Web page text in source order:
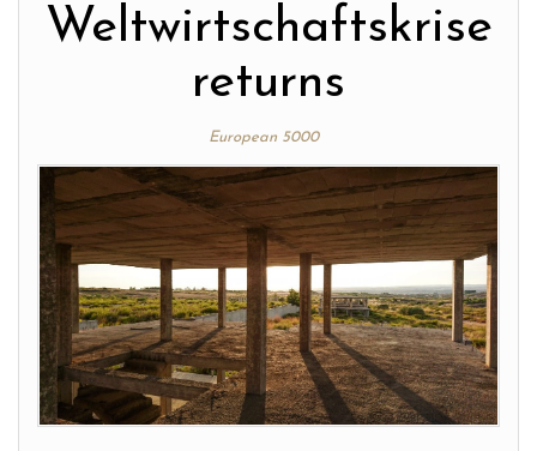
Weltwirtschaftskrise
returns
European 5000